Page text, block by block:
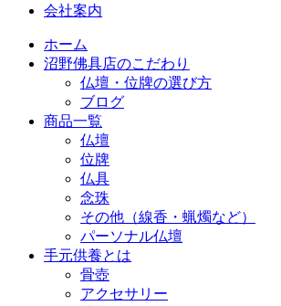
会社案内
ホーム
沼野佛具店のこだわり
仏壇・位牌の選び方
ブログ
商品一覧
仏壇
位牌
仏具
念珠
その他（線香・蝋燭など）
パーソナル仏壇
手元供養とは
骨壺
アクセサリー